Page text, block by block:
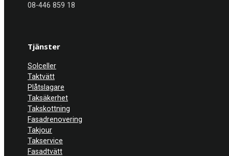
08-446 859 18
Tjänster
Solceller
Taktvätt
Plåtslagare
Taksäkerhet
Takskottning
Fasadrenovering
Takjour
Takservice
Fasadtvätt